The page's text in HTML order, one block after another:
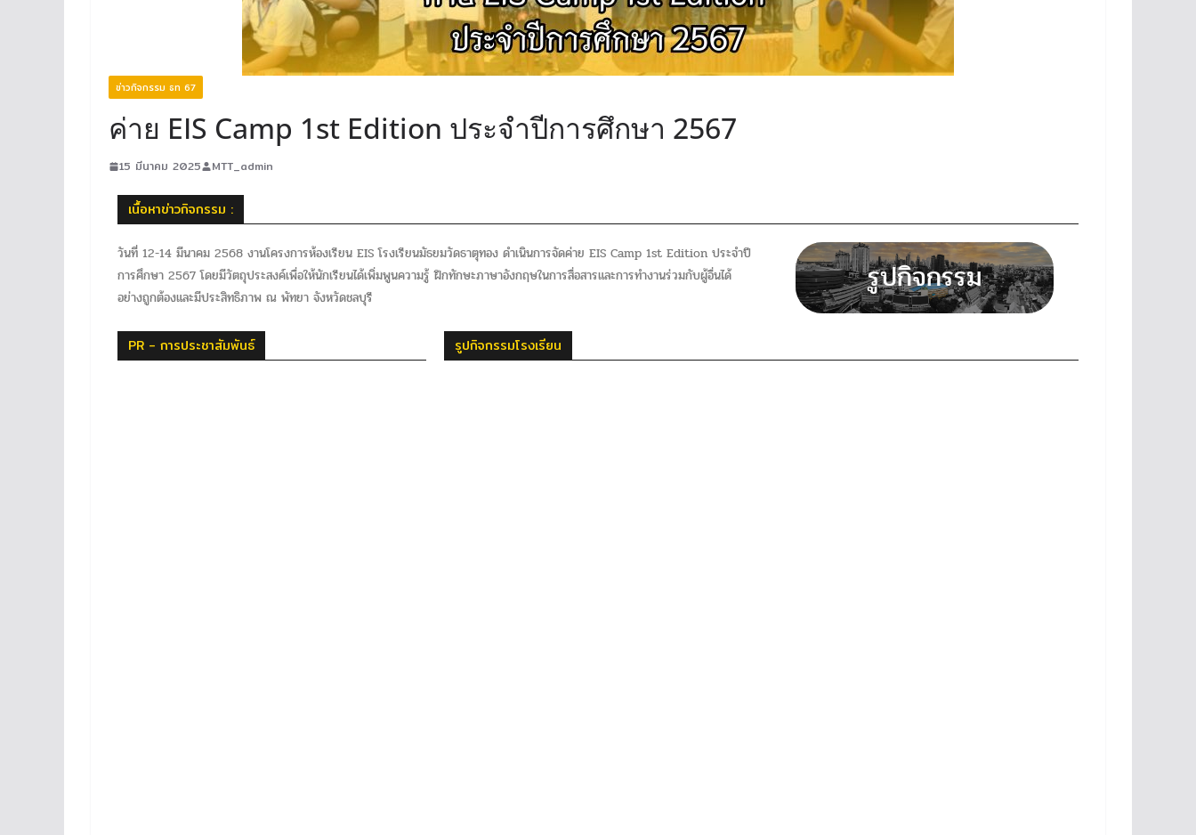
ข่าวกิจกรรม ธท 67
ค่าย EIS Camp 1st Edition ประจำปีการศึกษา 2567
15 มีนาคม 2025 MTT_admin
เนื้อหาข่าวกิจกรรม :
วันที่ 12-14 มีนาคม 2568 งานโครงการห้องเรียน EIS โรงเรียนมัธยมวัดธาตุทอง ดำเนินการจัดค่าย EIS Camp 1st Edition ประจำปี
การศึกษา 2567 โดยมีวัตถุประสงค์เพื่อให้นักเรียนได้เพิ่มพูนความรู้ ฝึกทักษะภาษาอังกฤษในการสื่อสารและการทำงานร่วมกับผู้อื่นได้
อย่างถูกต้องและมีประสิทธิภาพ ณ พัทยา จังหวัดชลบุรี
PR - การประชาสัมพันธ์ รูปกิจกรรมโรงเรียน